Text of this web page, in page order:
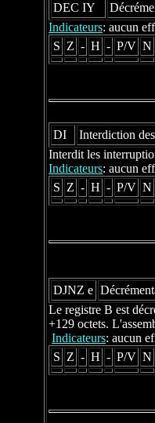
DEC IY
Indicateurs: aucun
S Z - H - P/V N
DI
Interdiction
Interdit les
Indicateurs: aucun
S Z - H - P/V N
DJNZ e
Le registre B est
+129 octets.
Indicateurs: aucun
S Z - H - P/V N